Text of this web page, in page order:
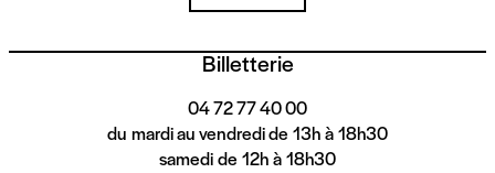
Billetterie
04 72 77 40 00
du mardi au vendredi de 13h à 18h30
samedi de 12h à 18h30